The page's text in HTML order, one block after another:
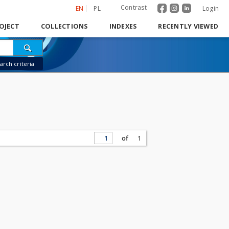
EN PL Contrast Login
COLLECTIONS INDEXES RECENTLY VIEWED
criteria
of 1